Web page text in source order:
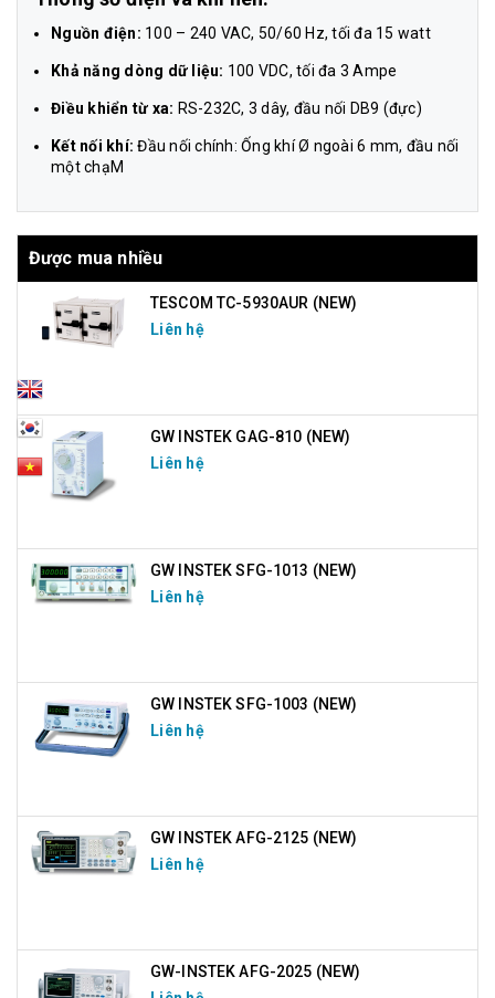
Nguồn điện: 100 – 240 VAC, 50/60 Hz, tối đa 15 watt
Khả năng dòng dữ liệu: 100 VDC, tối đa 3 Ampe
Điều khiển từ xa: RS-232C, 3 dây, đầu nối DB9 (đực)
Kết nối khí:Đầu nối chính: Ống khí Ø ngoài 6 mm, đầu nối
một chạM
Được mua nhiều
TESCOM TC-5930AUR (NEW)
Liên hệ
GW INSTEK GAG-810 (NEW)
Liên hệ
GW INSTEK SFG-1013 (NEW)
Liên hệ
GW INSTEK SFG-1003 (NEW)
Liên hệ
GW INSTEK AFG-2125 (NEW)
Liên hệ
GW-INSTEK AFG-2025 (NEW)